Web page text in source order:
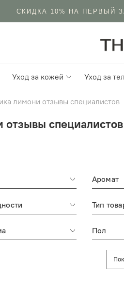
БЕСПЛАТНО КУРЬЕРОМ ОТ
Уход за кожей Уход за
лимони отзывы специалистов
отзывы специалистов
Аромат
Тип
Пол